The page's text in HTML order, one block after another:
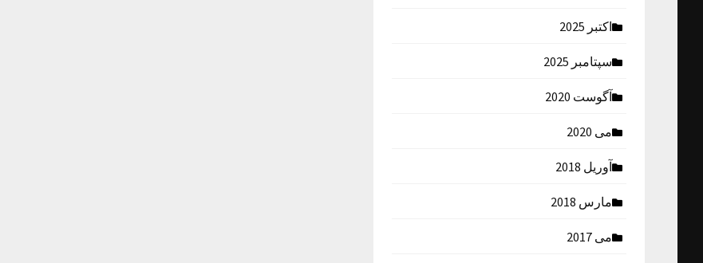
اکتبر 2025
سپتامبر 2025
آگوست 2020
می 2020
آوریل 2018
مارس 2018
می 2017